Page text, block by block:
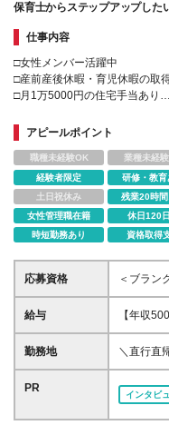
保育士からステップアップした
仕事内容
□女性メンバー活躍中
□産前産後休暇・育児休暇の取
□月1万5000円の住宅手当あり
アピールポイント
職種未経験OK 業種未経
経験者限定
研修・教育
土日祝休み
残業20時
女性管理職在籍
休日120
時短勤務あり
資格取得
応募資格
＜ブラン
い方は大
も歓迎します！ ＜必須＞ ◆保
（3年以
◆専門卒以上 ＜歓迎＞ ◇主任・園長・
のご経験がある方 「保育の
給与
【年収
律手当含む）～
回 ★昇格・
期間6ヶ
勤務地
＼直行直
会社
ロスオフィス渋谷602 ※(
※担当園
園の勤務
PR
インタビ